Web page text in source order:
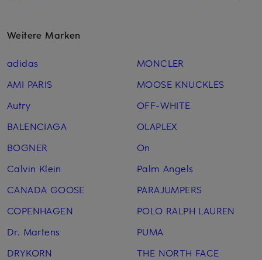
Weitere Marken
adidas
AMI PARIS
Autry
BALENCIAGA
BOGNER
Calvin Klein
CANADA GOOSE
COPENHAGEN
Dr. Martens
DRYKORN
MONCLER
MOOSE KNUCKLES
OFF-WHITE
OLAPLEX
On
Palm Angels
PARAJUMPERS
POLO RALPH LAUREN
PUMA
THE NORTH FACE